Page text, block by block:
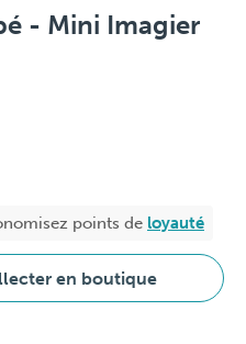
- Mini Imagier
points de loyauté
en boutique